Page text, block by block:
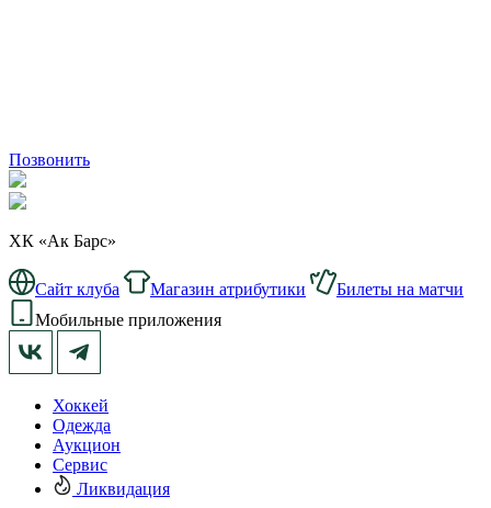
Позвонить
ХК «Ак Барс»
Сайт клуба Магазин атрибутики
Билеты на матчи
Мобильные приложения
Хоккей
Одежда
Аукцион
Сервис
Ликвидация